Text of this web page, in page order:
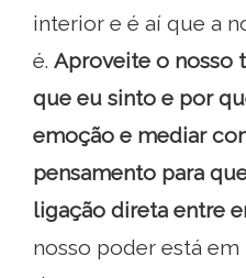
interior e é aí que a
é. Aproveite o nosso
que eu sinto e por
emoção e mediar
pensamento para
ligação direta entre
nosso poder está